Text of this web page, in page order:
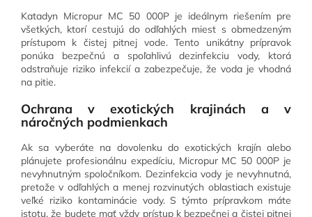
Katadyn Micropur MC 50 000P je ideálnym riešením pre
všetkých, ktorí cestujú do odľahlých miest s obmedzeným
prístupom k čistej pitnej vode. Tento unikátny prípravok
ponúka bezpečnú a spoľahlivú dezinfekciu vody, ktorá
odstraňuje riziko infekcií a zabezpečuje, že voda je vhodná
na pitie.
Ochrana v exotických krajinách a v
náročných podmienkach
Ak sa vyberáte na dovolenku do exotických krajín alebo
plánujete profesionálnu expedíciu, Micropur MC 50 000P je
nevyhnutným spoločníkom. Dezinfekcia vody je nevyhnutná,
pretože v odľahlých a menej rozvinutých oblastiach existuje
veľké riziko kontaminácie vody. S týmto prípravkom máte
istotu, že budete mať vždy prístup k bezpečnej a čistej pitnej